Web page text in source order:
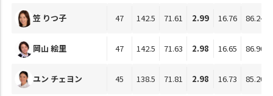
笠 りつ子 47 142.5 71.61 2.99 16.76 86.24
岡山 絵里 47 142.5 71.63 2.98 16.65 86.90
ユン チェヨン 45 138.5 71.81 2.98 16.73 85.20